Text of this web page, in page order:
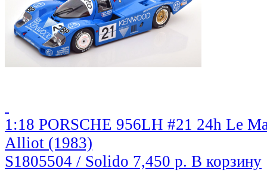
1:18 PORSCHE 956LH #21 24h Le
Alliot (1983)
S1805504 / Solido 7,450 р. В корзину